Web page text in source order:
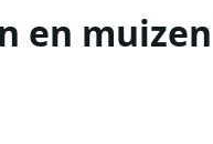
en